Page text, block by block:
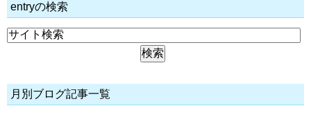
entryの検索
月別ブログ記事一覧